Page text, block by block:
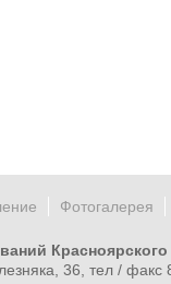
Фотогалерея
Красноярского
36, тел /